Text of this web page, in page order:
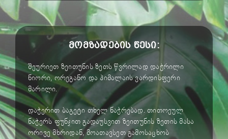
მომზადების წესი:
შეურიეთ ზეითუნის ზეთს წვრილად დაჭრილი
ნიორი, ორეგანო და ჰიმალაის ვარდისფერი
მარილი.
დაჭერით ბაგეტი თხელ ნაჭრებად. თითოეულ
ნაჭერს ფუნჯით გადაუსვით ზეითუნის ზეთის მასა
ორივე მხრიდან, მოათავსეთ გამოსაცხობ